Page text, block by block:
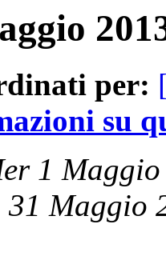
per:
su
1
31 Maggio